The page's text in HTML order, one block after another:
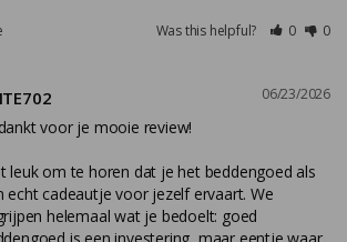
Was this helpful? 0 0
06/23/2026
voor je mooie review!
leuk om te horen dat je het beddengoed als
echt cadeautje voor jezelf ervaart. We
helemaal wat je bedoelt: goed